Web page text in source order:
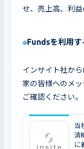
せ、売上高、利益
Fundsを利用す
インサイト社か
家の皆様へのメ
ご確認ください。
当
済
に